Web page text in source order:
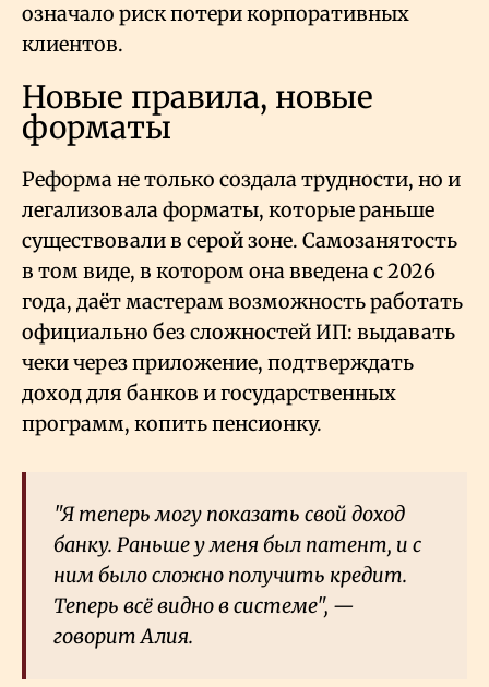
означало риск потери корпоративных
клиентов.
Новые правила, новые
форматы
Реформа не только создала трудности, но и
легализовала форматы, которые раньше
существовали в серой зоне. Самозанятость
в том виде, в котором она введена с 2026
года, даёт мастерам возможность работать
официально без сложностей ИП: выдавать
чеки через приложение, подтверждать
доход для банков и государственных
программ, копить пенсионку.
"Я теперь могу показать свой доход
банку. Раньше у меня был патент, и с
ним было сложно получить кредит.
Теперь всё видно в системе", —
говорит Алия.